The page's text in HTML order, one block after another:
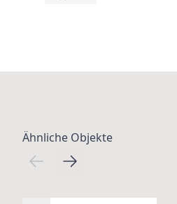
Ähnliche Objekte